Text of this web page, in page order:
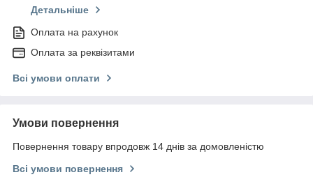
Детальніше
Оплата на рахунок
Оплата за реквізитами
Всі умови оплати
Умови повернення
Повернення товару впродовж 14 днів за домовленістю
Всі умови повернення